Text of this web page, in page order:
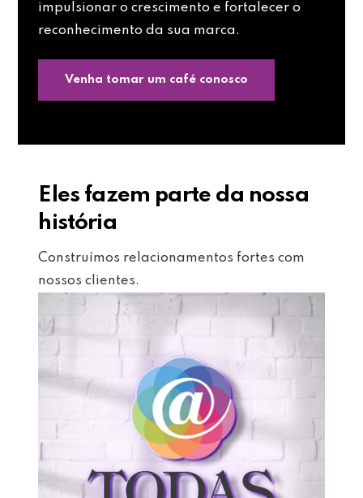
impulsionar o crescimento e fortalecer o
reconhecimento da sua marca.
Venha tomar um café conosco
Eles fazem parte da nossa
história
Construímos relacionamentos fortes com
nossos clientes.